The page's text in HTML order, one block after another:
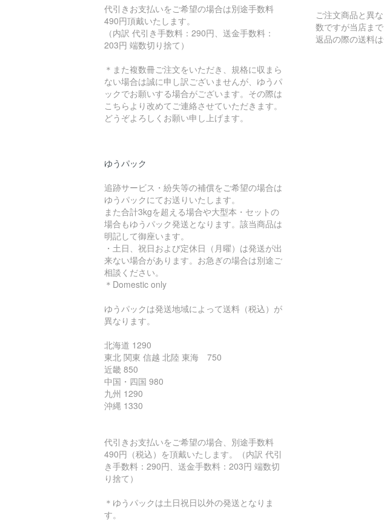
代引きお支払いをご希望の場合は別途手数料
490円頂戴いたします。
（内訳 代引き手数料：290円、送金手数料：
203円 端数切り捨て）
＊また複数冊ご注文をいただき、規格に収まら
ない場合は誠に申し訳ございませんが、ゆうパ
ックでお願いする場合がございます。その際は
こちらより改めてご連絡させていただきます。
どうぞよろしくお願い申し上げます。
ゆうパック
追跡サービス・紛失等の補償をご希望の場合は
ゆうパックにてお送りいたします。
また合計3kgを超える場合や大型本・セットの
場合もゆうパック発送となります。該当商品は
明記して御座います。
・土日、祝日および定休日（月曜）は発送が出
来ない場合があります。お急ぎの場合は別途ご
相談ください。
＊Domestic only
ゆうパックは発送地域によって送料（税込）が
異なります。
北海道 1290
東北 関東 信越 北陸 東海 750
近畿 850
中国・四国 980
九州 1290
沖縄 1330
代引きお支払いをご希望の場合、別途手数料
490円（税込）を頂戴いたします。（内訳 代引
き手数料：290円、送金手数料：203円 端数切
り捨て）
＊ゆうパックは土日祝日以外の発送となりま
す。
ご注文商品と異
数ですが当店ま
返品の際の送料